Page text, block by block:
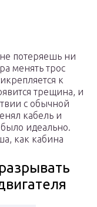
потеряешь ни
менять трос
к
трещина, и
с обычной
кабель и
идеально.
как кабина